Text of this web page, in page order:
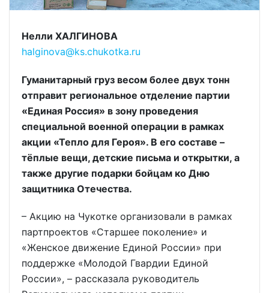
Нелли ХАЛГИНОВА
halginova@ks.chukotka.ru
Гуманитарный груз весом более двух тонн
отправит региональное отделение партии
«Единая Россия» в зону проведения
специальной военной операции в рамках
акции «Тепло для Героя». В его составе –
тёплые вещи, детские письма и открытки, а
также другие подарки бойцам ко Дню
защитника Отечества.
– Акцию на Чукотке организовали в рамках
партпроектов «Старшее поколение» и
«Женское движение Единой России» при
поддержке «Молодой Гвардии Единой
России», – рассказала руководитель